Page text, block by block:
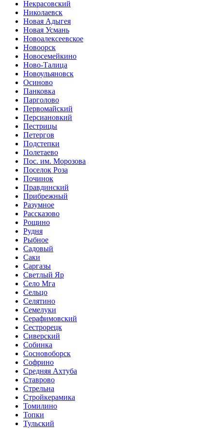
Некрасовский
Николаевск
Новая Адыгея
Новая Усмань
Новоалексеевское
Новоорск
Новосемейкино
Ново-Талица
Новоульяновск
Осиново
Панковка
Парголово
Первомайский
Персиановкий
Пестрицы
Петергов
Подстепки
Полетаево
Пос. им. Морозова
Поселок Роза
Починок
Правдинский
Прибрежный
Разумное
Рассказово
Рощино
Рудня
Рыбное
Садовый
Саки
Саргазы
Светлый Яр
Село Мга
Сельцо
Селятино
Семелуки
Серафимовский
Сестрорецк
Сиверский
Собинка
Сосновоборск
Софрино
Средняя Ахтуба
Ставрово
Стрельна
Стройкерамика
Томилино
Топки
Тульский